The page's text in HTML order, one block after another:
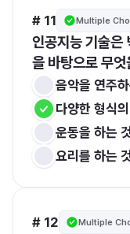
# 11 Multiple
인공지능 기술은
을 바탕으로 무
음악을 연주
다양한 형식
운동을 하는
요리를 하는
# 12 Multiple